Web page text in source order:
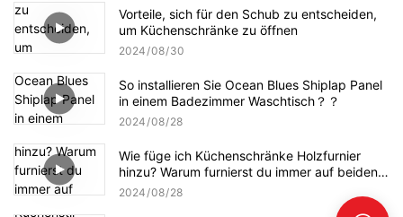
Vorteile, sich für den Schub zu entscheiden,
um Küchenschränke zu öffnen
2024 08 30
So installieren Sie Ocean Blues Shiplap Panel
in einem Badezimmer Waschtisch？？
2024 08 28
Wie füge ich Küchenschränke Holzfurnier
hinzu? Warum furnierst du immer auf beiden
Seiten eines Substrats?
2024 08 28